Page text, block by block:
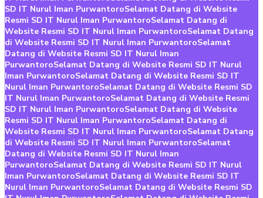
SD IT Nurul Iman PurwantoroSelamat Datang di Website
Resmi SD IT Nurul Iman PurwantoroSelamat Datang di
Website Resmi SD IT Nurul Iman PurwantoroSelamat Datang
di Website Resmi SD IT Nurul Iman PurwantoroSelamat
Datang di Website Resmi SD IT Nurul Iman
PurwantoroSelamat Datang di Website Resmi SD IT Nurul
Iman PurwantoroSelamat Datang di Website Resmi SD IT
Nurul Iman PurwantoroSelamat Datang di Website Resmi SD
IT Nurul Iman PurwantoroSelamat Datang di Website Resmi
SD IT Nurul Iman PurwantoroSelamat Datang di Website
Resmi SD IT Nurul Iman PurwantoroSelamat Datang di
Website Resmi SD IT Nurul Iman PurwantoroSelamat Datang
di Website Resmi SD IT Nurul Iman PurwantoroSelamat
Datang di Website Resmi SD IT Nurul Iman
PurwantoroSelamat Datang di Website Resmi SD IT Nurul
Iman PurwantoroSelamat Datang di Website Resmi SD IT
Nurul Iman PurwantoroSelamat Datang di Website Resmi SD